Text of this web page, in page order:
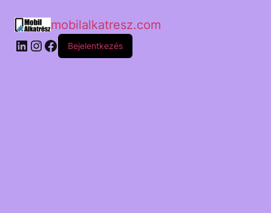
mobilalkatresz.com
Bejelentkezés